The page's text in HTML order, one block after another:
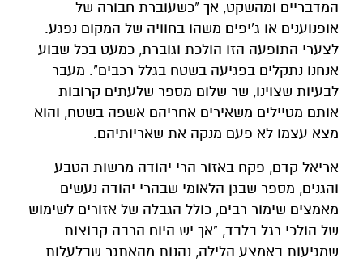
המדבריים ומהשקט, אך "כשעוברת חבורה של
אופנוענים או ג'יפים משהו בחוויה של המקום נפגע.
לצערי התופעה הזו הולכת וגוברת, כמעט בכל שבוע
אנחנו נתקלים בפגיעה בשטח בגלל רכבים". מעבר
לבעיות שצוינו, שר שלום מספר שלעתים קרובות
אותם מטיילים משאירים אחריהם אשפה בשטח, והוא
מצא עצמו לא פעם מנקה את שאריותיהם.
אריאל קדם, פקח באזור הרי יהודה מרשות הטבע
והגנים, מספר שבגן הלאומי שבהרי יהודה נעשים
מאמצים שימור רבים, כולל הגבלה של אזורים לשימוש
של הולכי רגל בלבד, "אך יש היום הרבה קבוצות
שמגיעות באמצע הלילה, נהנות מהאתגר שבלעלות